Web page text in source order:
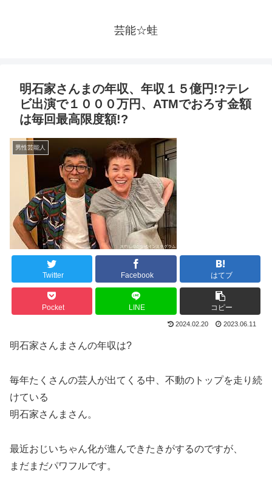
芸能☆蛙
明石家さんまの年収、年収１５億円!?テレ
ビ出演で１０００万円、ATMでおろす金額
は毎回最高限度額!?
男性芸能人
Twitter Facebook はてブ
Pocket LINE コピー
2024.02.20 2023.06.11
明石家さんまさんの年収は?
毎年たくさんの芸人が出てくる中、不動のトップを走り続
けている
明石家さんまさん。
最近おじいちゃん化が進んできたきがするのですが、
まだまだパワフルです。